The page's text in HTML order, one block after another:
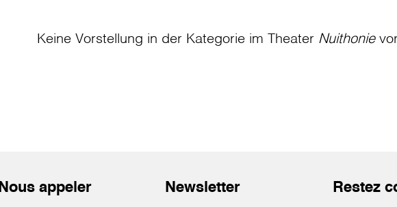
Keine Vorstellung in der Kategorie im Theater Nuithonie
Nous appeler Newsletter Restez